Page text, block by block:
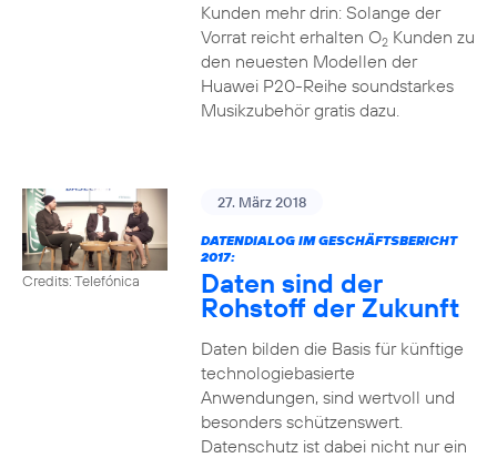
Kunden mehr drin: Solange der
Vorrat reicht erhalten O2Kunden zu
den neuesten Modellen der
Huawei P20-Reihe soundstarkes
Musikzubehör gratis dazu.
Credits: Telefónica
27. März 2018
DATENDIALOG IM GESCHÄFTSBERICHT
2017:
Daten sind der
Rohstoff der Zukunft
Daten bilden die Basis für künftige
technologiebasierte
Anwendungen, sind wertvoll und
besonders schützenswert.
Datenschutz ist dabei nicht nur ein